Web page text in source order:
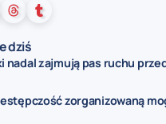
dziś
nadal zajmują pas ruchu
zorganizowaną